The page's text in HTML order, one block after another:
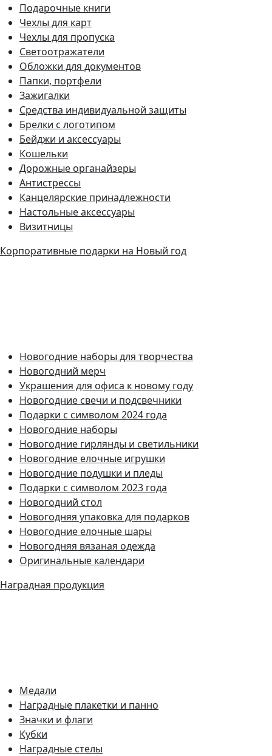
Подарочные книги
Чехлы для карт
Чехлы для пропуска
Светоотражатели
Обложки для документов
Папки, портфели
Зажигалки
Средства индивидуальной защиты
Брелки с логотипом
Бейджи и аксессуары
Кошельки
Дорожные органайзеры
Антистрессы
Канцелярские принадлежности
Настольные аксессуары
Визитницы
Корпоративные подарки на Новый год
Новогодние наборы для творчества
Новогодний мерч
Украшения для офиса к новому году
Новогодние свечи и подсвечники
Подарки с символом 2024 года
Новогодние наборы
Новогодние гирлянды и светильники
Новогодние елочные игрушки
Новогодние подушки и пледы
Подарки с символом 2023 года
Новогодний стол
Новогодняя упаковка для подарков
Новогодние елочные шары
Новогодняя вязаная одежда
Оригинальные календари
Наградная продукция
Медали
Наградные плакетки и панно
Значки и флаги
Кубки
Наградные стелы